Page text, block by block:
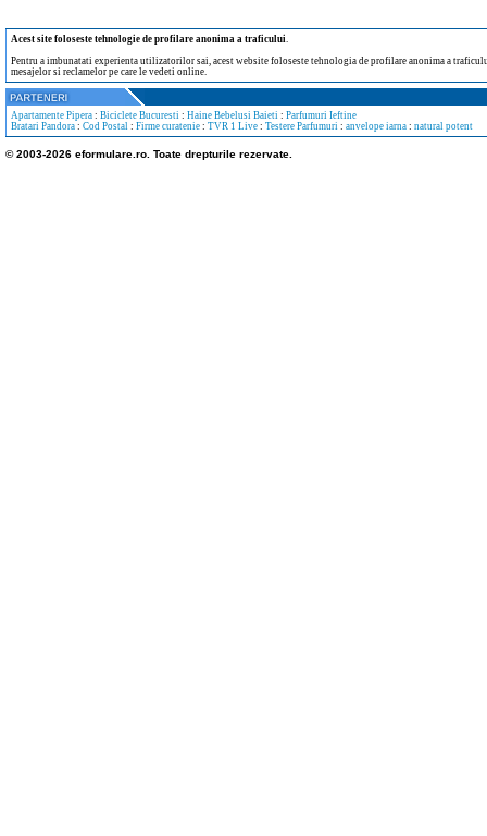
Acest site foloseste tehnologie de profilare anonima a traficului.
Pentru a imbunatati experienta utilizatorilor sai, acest website foloseste tehnologia de profilare anonima a
mesajelor si reclamelor pe care le vedeti online.
Apartamente Pipera : Biciclete Bucuresti : Haine Bebelusi Baieti : Parfumuri Ieftine
Bratari Pandora : Cod Postal : Firme curatenie : TVR 1 Live : Testere Parfumuri : anvelope iarna : natural potent
© 2003-2026 eformulare.ro. Toate drepturile rezervate.